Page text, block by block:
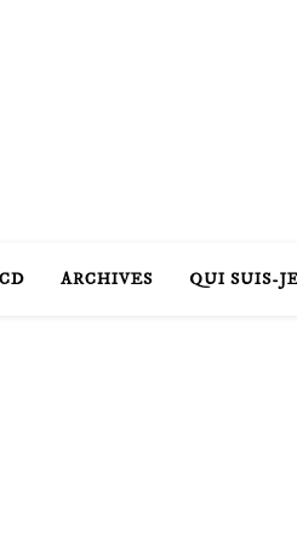
CD ARCHIVES QUI SUIS-